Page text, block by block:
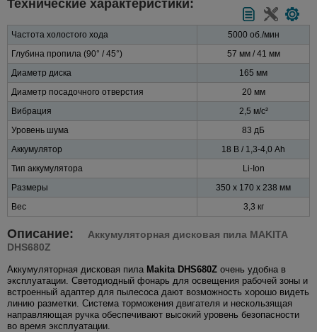
Технические характеристики:
Частота холостого хода
5000 об./мин
Глубина пропила (90° / 45°)
57 мм / 41 мм
Диаметр диска
165 мм
Диаметр посадочного отверстия
20 мм
Вибрация
2,5 м/с²
Уровень шума
83 дБ
Аккумулятор
18 В / 1,3-4,0 Ah
Тип аккумулятора
Li-Ion
Размеры
350 x 170 x 238 мм
Вес
3,3 кг
Описание:
Аккумуляторная дисковая пила MAKITA
DHS680Z
Аккумуляторная дисковая пила Makita DHS680Z очень удобна в
эксплуатации. Светодиодный фонарь для освещения рабочей зоны и
встроенный адаптер для пылесоса дают возможность хорошо видеть
линию разметки. Система торможения двигателя и нескользящая
направляющая ручка обеспечивают высокий уровень безопасности
во время эксплуатации.